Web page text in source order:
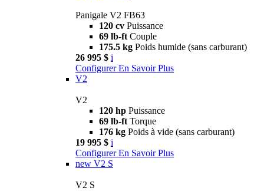
Panigale V2 FB63
120 cv Puissance
69 lb-ft Couple
175.5 kg Poids humide (sans carburant)
26 995 $ i
Configurer En Savoir Plus
V2
V2
120 hp Puissance
69 lb-ft Torque
176 kg Poids à vide (sans carburant)
19 995 $ i
Configurer En Savoir Plus
new V2 S
V2 S